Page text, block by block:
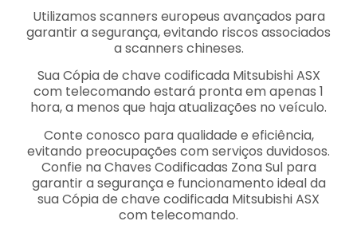
Utilizamos scanners europeus avançados para
garantir a segurança, evitando riscos associados
a scanners chineses.
Sua Cópia de chave codificada Mitsubishi ASX
com telecomando estará pronta em apenas 1
hora, a menos que haja atualizações no veículo.
Conte conosco para qualidade e eficiência,
evitando preocupações com serviços duvidosos.
Confie na Chaves Codificadas Zona Sul para
garantir a segurança e funcionamento ideal da
sua Cópia de chave codificada Mitsubishi ASX
com telecomando.